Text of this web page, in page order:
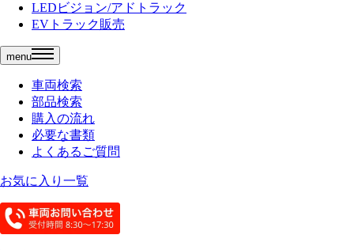
LEDビジョン/アドトラック
EVトラック販売
menu
車両検索
部品検索
購入の流れ
必要な書類
よくあるご質問
お気に入り一覧